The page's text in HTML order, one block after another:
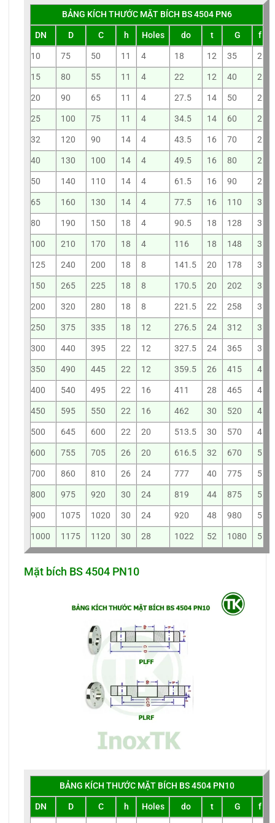
BẢNG KÍCH THƯỚC MẶT BÍCH BS 4504 PN6
DN
D C h Holes do t G
f
10
75 50 11 4 18 12 35
2
15
80 55 11 4 22 12 40
2
20
90 65 11 4 27.5 14 50
2
25
100 75 11 4 34.5 14 60
2
32
120 90 14 4 43.5 16 70
2
40
130 100 14 4 49.5 16 80
2
50
140 110 14 4 61.5 16 90
2
65
160 130 14 4 77.5 16 110
3
80
190 150 18 4 90.5 18 128
3
100
210 170 18 4 116 18 148
3
125
240 200 18 8 141.5 20 178
3
150
265 225 18 8 170.5 20 202
3
200
320 280 18 8 221.5 22 258
3
250
375 335 18 12 276.5 24 312
3
300
440 395 22 12 327.5 24 365
3
350
490 445 22 12 359.5 26 415
4
400
540 495 22 16 411 28 465
4
450
595 550 22 16 462 30 520
4
500
645 600 22 20 513.5 30 570
4
600
755 705 26 20 616.5 32 670
5
700
860 810 26 24 777 40 775
5
800
975 920 30 24 819 44 875
5
900
1075 1020 30 24 920 48 980
5
1000
1175 1120 30 28 1022 52 1080 5
Mặt bích BS 4504 PN10
BẢNG KÍCH THƯỚC MẶT BÍCH BS 4504 PN10
DN
D C h Holes do t G
f